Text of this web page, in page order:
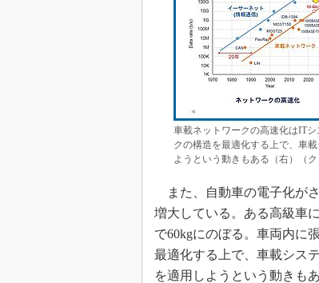
車載ネットワークの高速化はIT
クの構造を最適化する上で、車
ようという動きもある（右）（
また、自動車の電子化が
増大している。ある高級車
で60kgにのぼる。車両内に
最適化する上で、車載シス
を適用しようという動きもあ